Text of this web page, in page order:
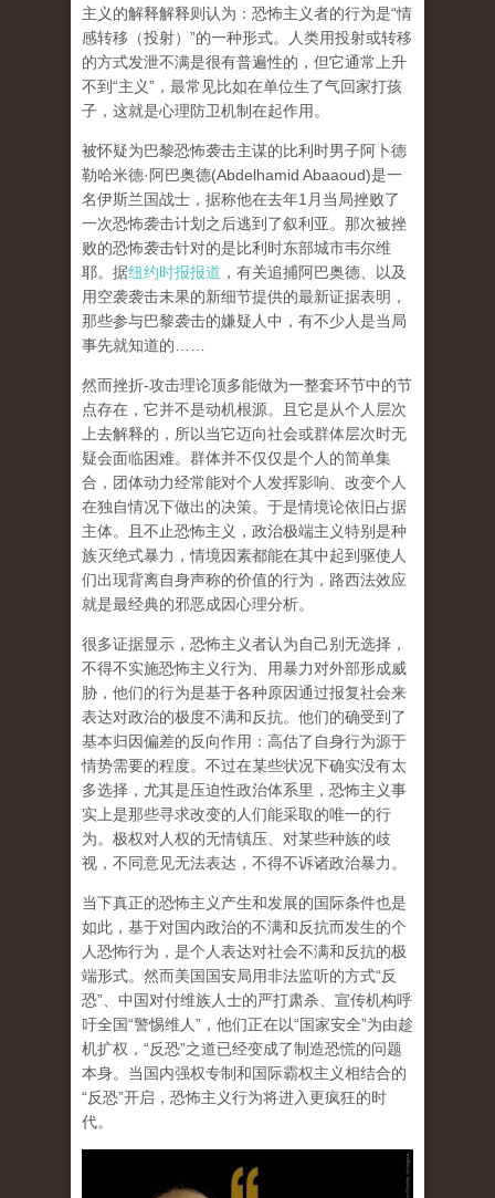
主义的解释解释则认为：恐怖主义者的行为是“情
感转移（投射）”的一种形式。人类用投射或转移
的方式发泄不满是很有普遍性的，但它通常上升
不到“主义”，最常见比如在单位生了气回家打孩
子，这就是心理防卫机制在起作用。
被怀疑为巴黎恐怖袭击主谋的比利时男子阿卜德
勒哈米德·阿巴奥德(Abdelhamid Abaaoud)是一
名伊斯兰国战士，据称他在去年1月当局挫败了
一次恐怖袭击计划之后逃到了叙利亚。那次被挫
败的恐怖袭击针对的是比利时东部城市韦尔维
耶。据纽约时报报道 ，有关追捕阿巴奥德、以及
用空袭袭击未果的新细节提供的最新证据表明，
那些参与巴黎袭击的嫌疑人中，有不少人是当局
事先就知道的……
然而挫折-攻击理论顶多能做为一整套环节中的节
点存在，它并不是动机根源。且它是从个人层次
上去解释的，所以当它迈向社会或群体层次时无
疑会面临困难。群体并不仅仅是个人的简单集
合， 团体动力经常能对个人发挥影响、改变个人
在独自情况下做出的决策。于是情境论依旧占据
主体。且不止恐怖主义，政治极端主义特别是种
族灭绝式暴力，情境因素都能在其中起到驱使人
们出现背离自身声称的价值的行为，路西法效应
就是最经典的邪恶成因心理分析。
很多证据显示，恐怖主义者认为自己别无选择，
不得不实施恐怖主义行为、用暴力对外部形成威
胁，他们的行为是基于各种原因通过报复社会来
表达对政治的极度不满和反抗。他们的确受到了
基本归因偏差的反向作用：高估了自身行为源于
情势需要的程度。不过在某些状况下确实没有太
多选择，尤其是压迫性政治体系里，恐怖主义事
实上是那些寻求改变的人们能采取的唯一的行
为。极权对人权的无情镇压、对某些种族的歧
视，不同意见无法表达，不得不诉诸政治暴力。
当下真正的恐怖主义产生和发展的国际条件也是
如此，基于对国内政治的不满和反抗而发生的个
人恐怖行为，是个人表达对社会不满和反抗的极
端形式。 然而美国国安局用非法监听的方式“反
恐”、中国对付维族人士的严打肃杀、宣传机构呼
吁全国“警惕维人”，他们正在以“国家安全”为由趁
机扩权，“反恐”之道已经变成了制造恐慌的问题
本身。当国内强权专制和国际霸权主义相结合的
“反恐”开启，恐怖主义行为将进入更疯狂的时
代。